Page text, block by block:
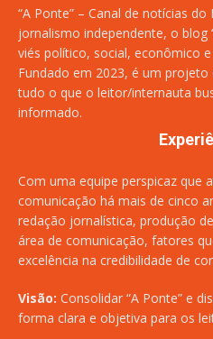
“A Ponte” – Canal de notícias
jornalismo independente, o blog
viés político, social, econômico
Fundado em 2023, é um
tudo o que o leitor/internauta
informado.
Com uma equipe perspicaz que
comunicação há mais de cinco
redação jornalística, produção
área de comunicação, fatores
excelência na credibilidade de
Visão: Consolidar “A Ponte” e
forma clara e objetiva para os